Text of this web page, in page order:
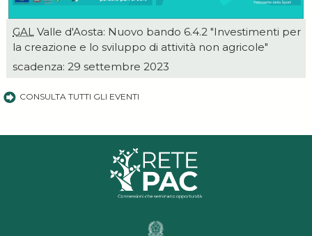
GAL Valle d'Aosta: Nuovo bando 6.4.2 "Investimenti per
la creazione e lo sviluppo di attività non agricole"
scadenza: 29 settembre 2023
CONSULTA TUTTI GLI EVENTI